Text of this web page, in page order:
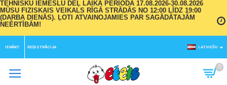
TEHNISKU IEMESLU DĒĻ LAIKA PERIODĀ 17.08.2026-30.08.2026
MŪSU FIZISKAIS VEIKALS RĪGĀ STRĀDĀS NO 12:00 LĪDZ 19:00
(DARBA DIENĀS). ĻOTI ATVAINOJAMIES PAR SAGĀDĀTAJĀM
NEĒRTĪBĀM!
IENĀKT REĢISTRĀCIJA LATVIEŠU
0